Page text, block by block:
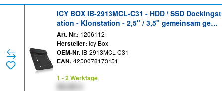
ICY BOX IB-2913MCL-C31 - HDD / SSD Dockingst
ation - Klonstation - 2,5" / 3,5" gemeinsam genu
tzt (6,4 cm/8,9 cm gemeinsam genutzt) - SATA -
USB 3.2 (Gen 2) - Schwarz
Art. Nr.: 1206112
Hersteller: Icy Box
OEM-Nr. IB-2913MCL-C31
EAN: 4250078173151
1 - 2 Werktage